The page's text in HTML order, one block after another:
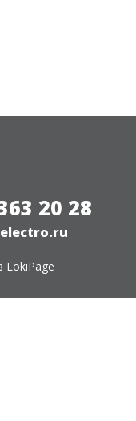
20 28
LokiPage